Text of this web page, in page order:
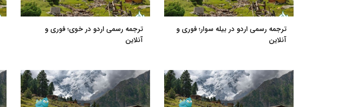
ترجمه رسمی اردو در بیله سوار؛ فوری و
آنلاین
ترجمه رسمی اردو در خوی؛ فوری و
آنلاین